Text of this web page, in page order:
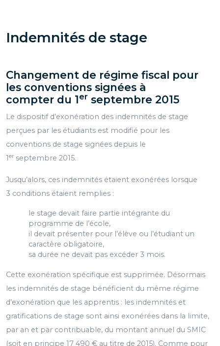
Indemnités de stage
Changement de régime fiscal pour
les conventions signées à
compter du 1er septembre 2015
Le dispositif d’exonération des indemnités de stage
perçues par les étudiants est modifié pour les
conventions de stage signées depuis le
1 er septembre 2015.
Jusqu’alors, ces indemnités étaient exonérées lorsque
3 conditions étaient remplies :
le stage devait faire partie intégrante du
programme de l’école,
il devait présenter pour l’élève ou l’étudiant un
caractère obligatoire,
sa durée ne devait pas excéder 3 mois.
Cette exonération spécifique est supprimée. Désormais
les indemnités de stage bénéficient du même régime
d’exonération que les apprentis : les indemnités et
gratifications de stage sont ainsi exonérées dans la limite,
par an et par contribuable, du montant annuel du SMIC
(soit en principe 17 490 € au titre de 2015). Comme pour